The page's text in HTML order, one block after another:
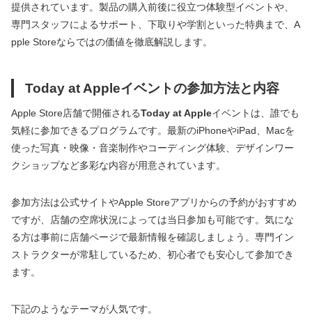
提供されています。製品の購入前後に役立つ体験型イベントや、
専門スタッフによるサポート、下取りや学割といった特典まで、A
pple Storeならではの価値を徹底解説します。
Today at Appleイベントの参加方法と内容
Apple Store店舗で開催されるToday at Appleイベントは、誰でも
気軽に参加できるプログラムです。最新のiPhoneやiPad、Macを
使った写真・映像・音楽制作やコーディング体験、デザインワー
クショップなど多彩な内容が用意されています。
参加方法は公式サイトやApple Storeアプリからの予約がおすすめ
ですが、店舗の空席状況によっては当日参加も可能です。気にな
る方は事前に店舗ページで最新情報を確認しましょう。専門イン
ストラクターが常駐しているため、初心者でも安心して参加でき
ます。
下記のようなテーマが人気です。